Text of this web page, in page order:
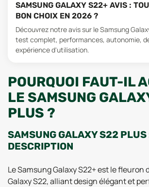
SAMSUNG GALAXY S22+ AVIS :
BON CHOIX EN 2026 ?
Découvrez notre avis sur le Samsung
test complet, performances, autonomie,
expérience d'utilisation.
POURQUOI FAUT-IL
LE SAMSUNG
PLUS ?
SAMSUNG GALAXY S22 PLUS
DESCRIPTION
Le Samsung Galaxy S22+ est le fleuron
Galaxy S22, alliant design élégant et